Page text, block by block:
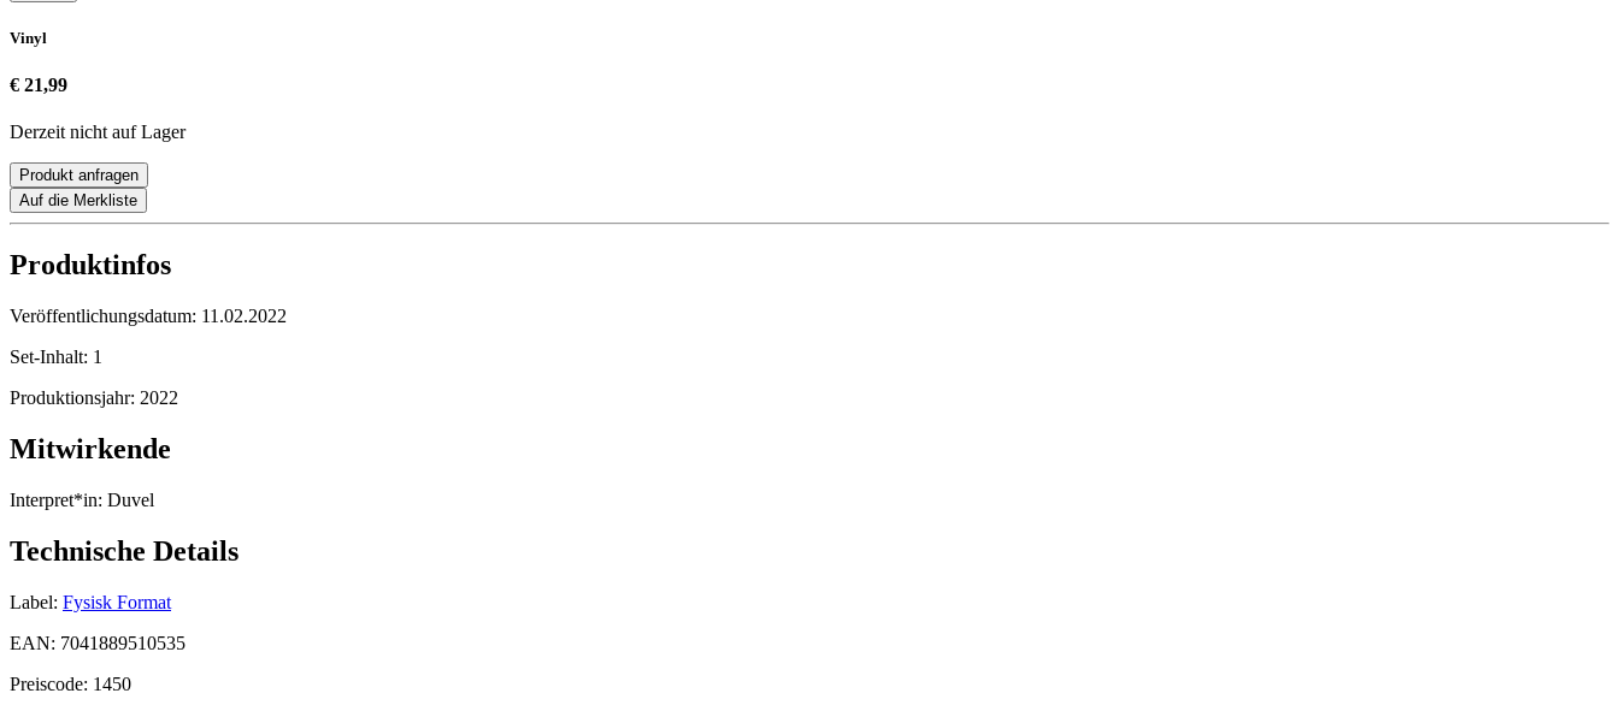
Vinyl
€ 21,99
Derzeit nicht auf Lager
Produkt anfragen
Auf die Merkliste
Produktinfos
Veröffentlichungsdatum: 11.02.2022
Set-Inhalt: 1
Produktionsjahr: 2022
Mitwirkende
Interpret*in: Duvel
Technische Details
Label: Fysisk Format
EAN: 7041889510535
Preiscode: 1450